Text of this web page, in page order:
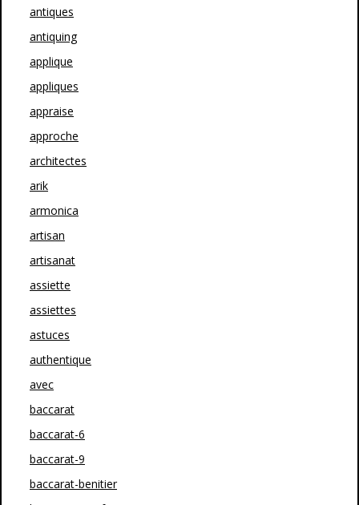
antiques
antiquing
applique
appliques
appraise
approche
architectes
arik
armonica
artisan
artisanat
assiette
assiettes
astuces
authentique
avec
baccarat
baccarat-6
baccarat-9
baccarat-benitier